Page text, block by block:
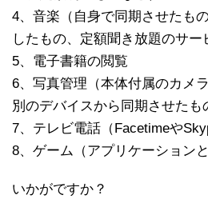
4、音楽（自身で同期させたも
したもの、定額聞き放題のサー
5、電子書籍の閲覧
6、写真管理（本体付属のカメ
別のデバイスから同期させたも
7、テレビ電話（Facetimeや
8、ゲーム（アプリケーション
いかがですか？